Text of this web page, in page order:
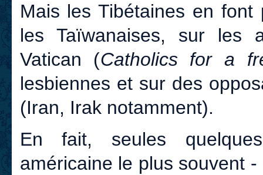
Mais les Tibétaines en
les Taïwanaises, sur les
Vatican (Catholics for a
lesbiennes et sur des
(Iran, Irak notamment).
En fait, seules
américaine le plus souvent